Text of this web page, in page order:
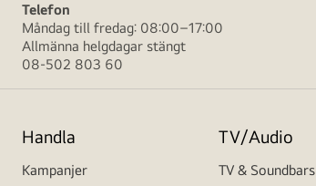
Telefon
Måndag till fredag: 08:00–17:00
Allmänna helgdagar stängt
08-502 803 60
Handla
Kampanjer
TV/Audio
TV & Soundbars